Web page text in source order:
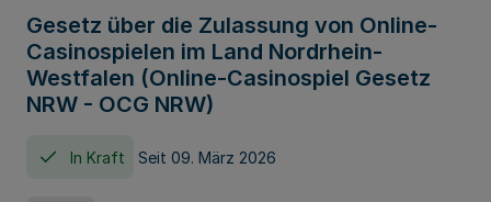
Gesetz über die Zulassung von Online-
Casinospielen im Land Nordrhein-
Westfalen (Online-Casinospiel Gesetz
NRW - OCG NRW)
In Kraft Seit 09. März 2026